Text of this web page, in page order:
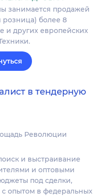
занимается продажей
розница) более 8
и других европейских
в тендерную
Революции
и выстраивание
и оптовыми
под сделки,
опытом в федеральных